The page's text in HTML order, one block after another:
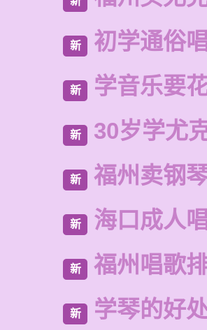
新 初学通俗
新 学音乐要
新 30岁学尤
新 福州卖钢
新 海口成人
新 福州唱歌
新 学琴的好